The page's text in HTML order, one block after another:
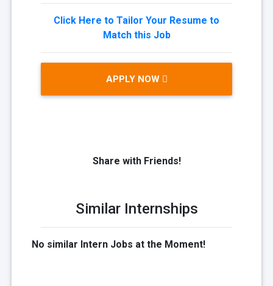
Click Here to Tailor Your Resume to
Match this Job
APPLY NOW
Share with Friends!
Similar Internships
No similar Intern Jobs at the Moment!